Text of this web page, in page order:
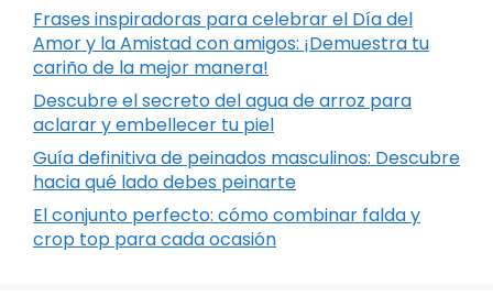
Frases inspiradoras para celebrar el Día del
Amor y la Amistad con amigos: ¡Demuestra tu
cariño de la mejor manera!
Descubre el secreto del agua de arroz para
aclarar y embellecer tu piel
Guía definitiva de peinados masculinos: Descubre
hacia qué lado debes peinarte
El conjunto perfecto: cómo combinar falda y
crop top para cada ocasión